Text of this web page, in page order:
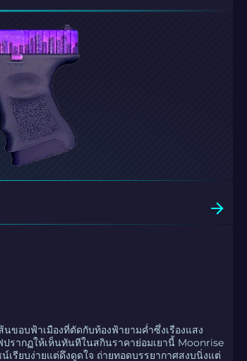
ขอบฟ้าเมืองที่ตัดกับท้องฟ้ายามค่ำซึ่งเรืองแสง
รากฏให้เห็นทันทีในสกินราคาย่อมเยานี้ Moonrise
เรียบง่ายแต่ดึงดูดใจ ถ่ายทอดบรรยากาศสงบนิ่งแต่